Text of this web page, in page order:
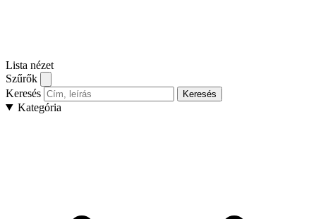
Lista nézet
Szűrők
Keresés
Keresés
Kategória